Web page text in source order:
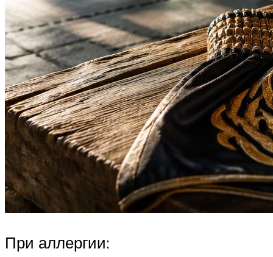
При аллергии: